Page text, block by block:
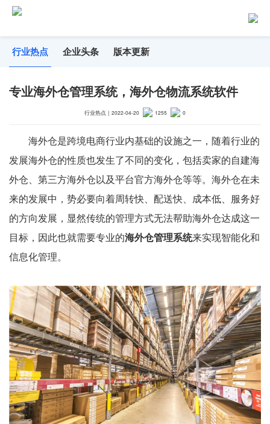
行业热点 企业头条 版本更新
专业海外仓管理系统，海外仓物流系统软件
行业热点 ｜ 2022-04-20 1255 0
海外仓是跨境电商行业内基础的设施之一，随着行业的
发展海外仓的性质也发生了不同的变化，包括卖家的自建海
外仓、第三方海外仓以及平台官方海外仓等等。海外仓在未
来的发展中，势必要向着周转快、配送快、成本低、服务好
的方向发展，显然传统的管理方式无法帮助海外仓达成这一
目标，因此也就需要专业的海外仓管理系统来实现智能化和
信息化管理。